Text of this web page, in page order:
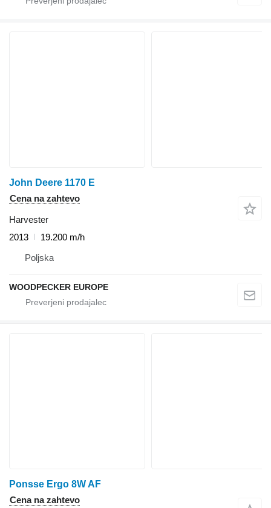
John Deere 1170 E
Cena na zahtevo
Harvester
2013
19.200 m/h
Poljska
WOODPECKER EUROPE
Ponsse Ergo 8W AF
Cena na zahtevo